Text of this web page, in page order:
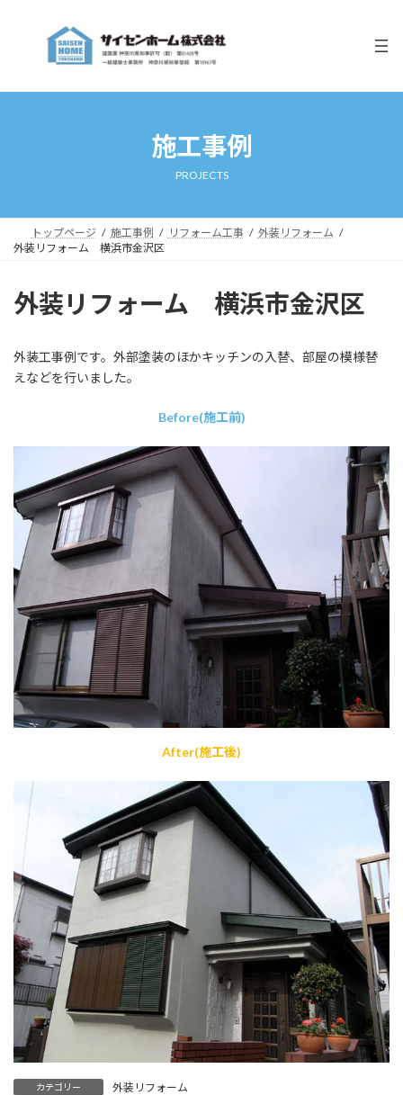
施工事例
PROJECTS
トップページ 施工事例 リフォーム工事
外装リフォーム
外装リフォーム 横浜市金沢区
外装リフォーム 横浜市金沢区
外装工事例です。外部塗装のほかキッチンの入替、部屋の模様替
えなどを行いました。
Before(施工前)
After(施工後)
カテゴリー 外装リフォーム